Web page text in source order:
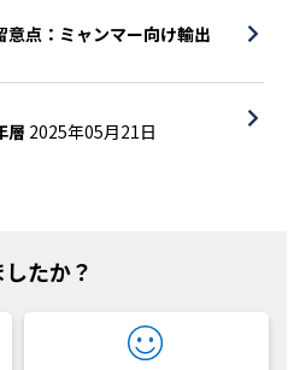
点：ミャンマー向け輸出
層 2025年05月21日
たか？